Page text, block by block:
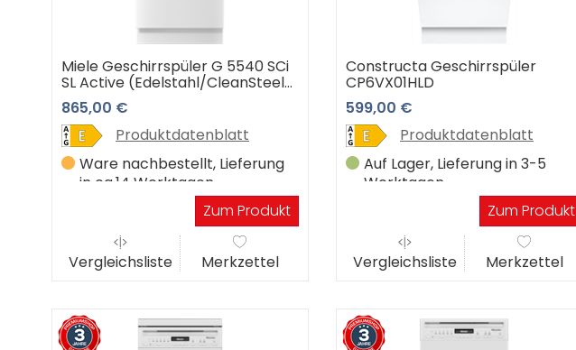
Miele Geschirrspüler G 5540 SCi
SL Active (Edelstahl/CleanSteel)
3 Jahre Premiumshop Garantie
865,00 €
Produktdatenblatt
Ware nachbestellt, Lieferung
in ca.14 Werktagen
Zum Produkt
Vergleichsliste Merkzettel
Constructa Geschirrspüler
CP6VX01HLD
599,00 €
Produktdatenblatt
Auf Lager, Lieferung in 3-5
Werktagen
Zum Produkt
Vergleichsliste Merkzettel